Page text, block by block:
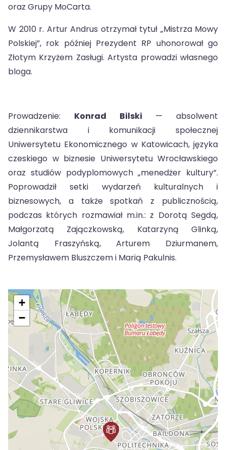
oraz Grupy MoCarta.
W 2010 r. Artur Andrus otrzymał tytuł „Mistrza Mowy
Polskiej”, rok później Prezydent RP uhonorował go
Złotym Krzyżem Zasługi. Artysta prowadzi własnego
bloga.
Prowadzenie: Konrad Bilski — absolwent
dziennikarstwa i komunikacji społecznej
Uniwersytetu Ekonomicznego w Katowicach, języka
czeskiego w biznesie Uniwersytetu Wrocławskiego
oraz studiów podyplomowych „menedżer kultury”.
Poprowadził setki wydarzeń kulturalnych i
biznesowych, a także spotkań z publicznością,
podczas których rozmawiał m.in.: z Dorotą Segdą,
Małgorzatą Zajączkowską, Katarzyną Glinką,
Jolantą Fraszyńską, Arturem Dziurmanem,
Przemysławem Bluszczem i Marią Pakulnis.
+
−